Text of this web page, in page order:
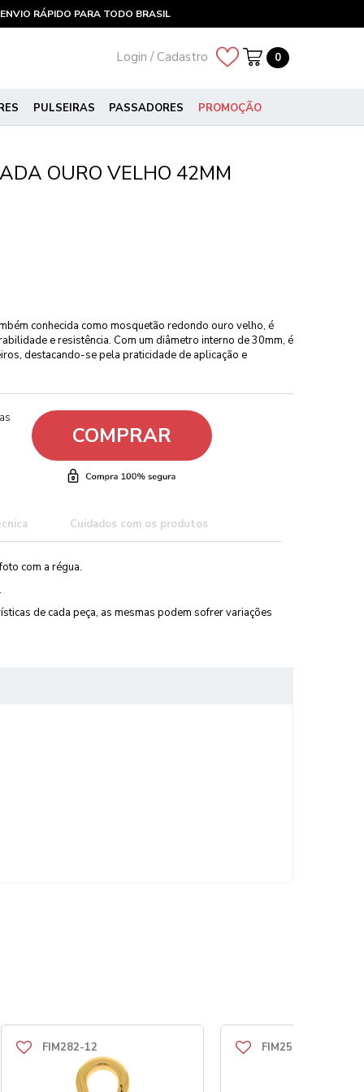
ENVIO RÁPIDO PARA TODO BRASIL
Login / Cadastro 0
PULSEIRAS PASSADORES PROMOÇÃO
OURO VELHO 42MM
conhecida como mosquetão redondo ouro velho, é
e resistência. Com um diâmetro interno de 30mm, é
destacando-se pela praticidade de aplicação e
COMPRAR
Cuidados com os produtos
com a régua.
de cada peça, as mesmas podem sofrer variações
FIM282-12 FIM250-16